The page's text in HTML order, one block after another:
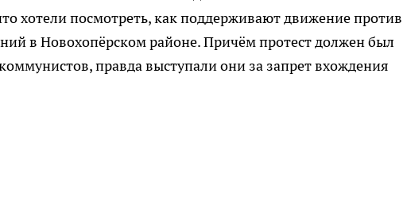
хотели посмотреть, как поддерживают движение против
в Новохопёрском районе. Причём протест должен был
правда выступали они за запрет вхождения